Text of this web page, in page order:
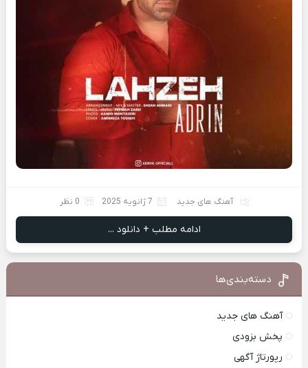
آهنگ های جدید 7 ژانویه 2025 0 نظر
ادامه مطلب + دانلود ...
دسته‌بندی‌ها
آهنگ های جدید
پخش بزودی
رپورتاژ آگهی